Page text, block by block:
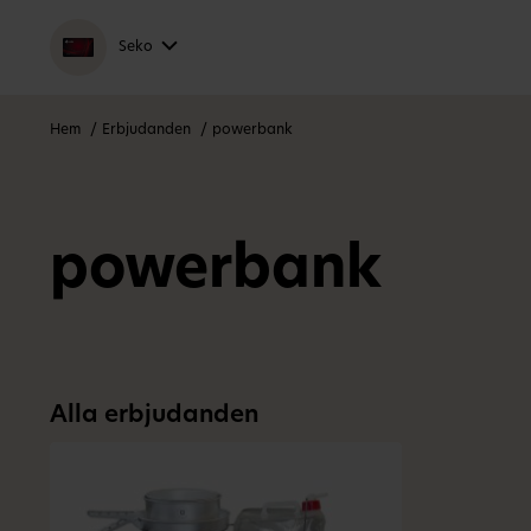
Seko
Hem Erbjudanden powerbank
powerbank
Alla erbjudanden